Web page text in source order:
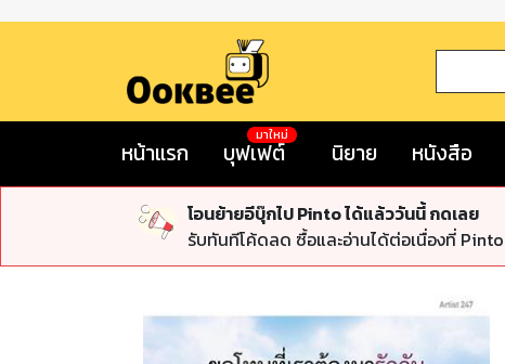
หน้าแรก บุฟเฟต์
มาใหม่
นิยาย หนังสือ
โอนย้ายอีบุ๊กไป Pinto ได้แล้ววันนี้ กดเลย
รับทันทีโค้ดลด ซื้อและอ่านได้ต่อเนื่องที่ Pinto